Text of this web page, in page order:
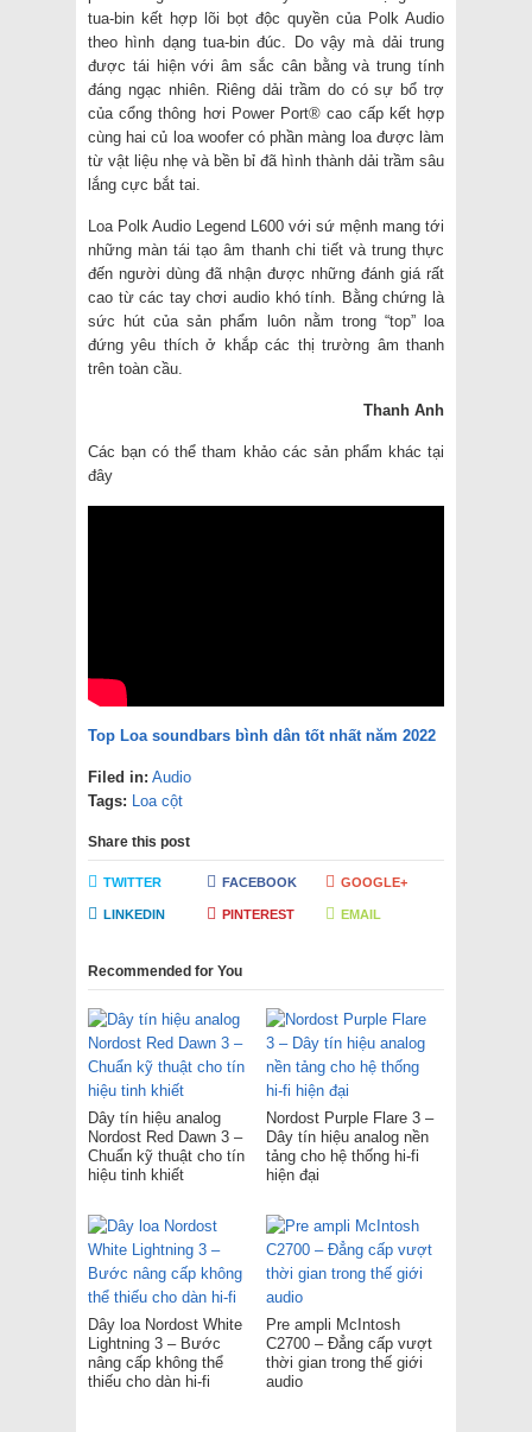
tua-bin kết hợp lõi bọt độc quyền của Polk Audio
theo hình dạng tua-bin đúc. Do vậy mà dải trung
được tái hiện với âm sắc cân bằng và trung tính
đáng ngạc nhiên. Riêng dải trầm do có sự bổ trợ
của cổng thông hơi Power Port® cao cấp kết hợp
cùng hai củ loa woofer có phần màng loa được làm
từ vật liệu nhẹ và bền bỉ đã hình thành dải trầm sâu
lắng cực bắt tai.
Loa Polk Audio Legend L600 với sứ mệnh mang tới
những màn tái tạo âm thanh chi tiết và trung thực
đến người dùng đã nhận được những đánh giá rất
cao từ các tay chơi audio khó tính. Bằng chứng là
sức hút của sản phẩm luôn nằm trong “top” loa
đứng yêu thích ở khắp các thị trường âm thanh
trên toàn cầu.
Thanh Anh
Các bạn có thể tham khảo các sản phẩm khác tại
đây
Top Loa soundbars bình dân tốt nhất năm 2022
Filed in: Audio
Tags: Loa cột
Share this post
TWITTER FACEBOOK GOOGLE+
LINKEDIN PINTEREST EMAIL
Recommended for You
Dây tín hiệu analog
Nordost Red Dawn 3 –
Chuẩn kỹ thuật cho tín
hiệu tinh khiết
Nordost Purple Flare 3 –
Dây tín hiệu analog nền
tảng cho hệ thống hi-fi
hiện đại
Dây loa Nordost White
Lightning 3 – Bước
nâng cấp không thể
thiếu cho dàn hi-fi
Pre ampli McIntosh
C2700 – Đẳng cấp vượt
thời gian trong thế giới
audio